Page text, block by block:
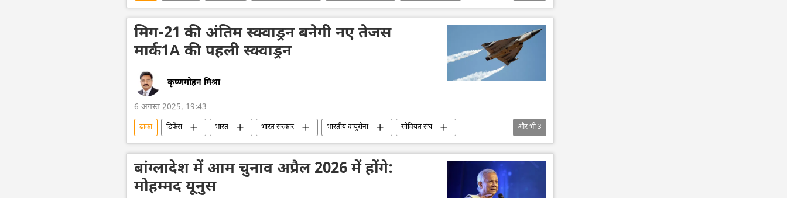
भारत का दूतावास
बांग्लादेश बांग्लादेश के राष्ट्रपति द्विपक्षीय रिश्ते द्विपक्षीय व्यापार
मिग-21 की अंतिम स्क्वाड्रन बनेगी नए तेजस
मार्क1A की पहली स्क्वाड्रन
कृष्णमोहन मिश्रा
6 अगस्त 2025, 19:43
ढाका डिफेंस भारत भारत सरकार भारतीय वायुसेना
सोवियत संघ
पाकिस्तान
तेजस जेट हिंदुस्तान एयरोनॉटिक्स लिमिटेड (HAL) अमेरिका
और भी3
बांग्लादेश में आम चुनाव अप्रैल 2026 में होंगे:
मोहम्मद यूनुस